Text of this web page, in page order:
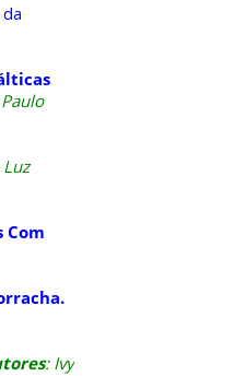
Com
: Ivy